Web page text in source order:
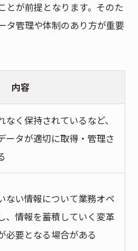
とが前提となります。そのた
タ管理や体制のあり方が重要
内容
く保持されているなど、
ータが適切に取得・管理さ
ない情報について業務オペ
、情報を蓄積していく変革
必要となる場合がある